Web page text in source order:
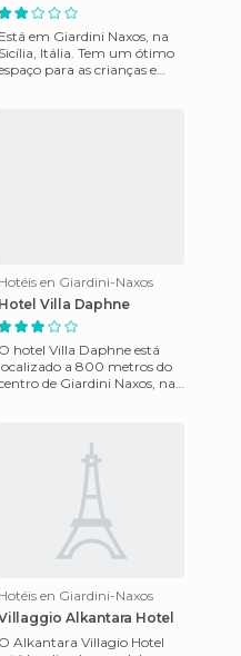
Está em Giardini Naxos, na
Sicília, Itália. Tem um ótimo
para as crianças e
Hotéis en Giardini-Naxos
Hotel Villa Daphne
O hotel Villa Daphne está
localizado a 800 metros do
de Giardini Naxos, na
Hotéis en Giardini-Naxos
Alkantara Hotel
O Alkantara Villagio Hotel